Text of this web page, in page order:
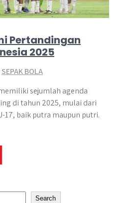
Pertandingan
2025
SEPAK BOLA
sejumlah agenda
di tahun 2025, mulai dari
17, baik putra maupun putri.
Search